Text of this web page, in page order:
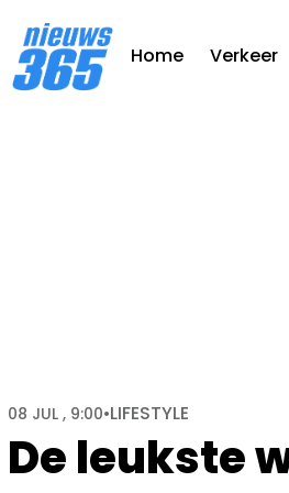
Home Verkeer
De leukste
08 JUL , 9:00•LIFESTYLE